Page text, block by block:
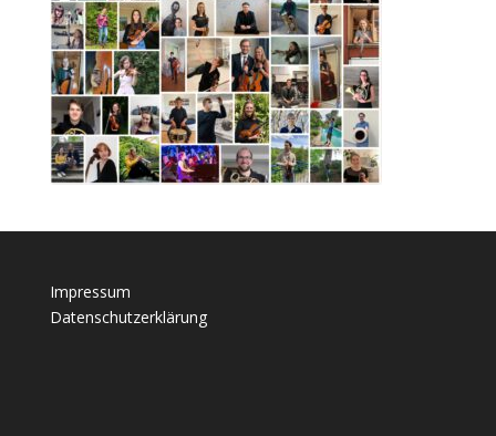
Impressum
Datenschutzerklärung